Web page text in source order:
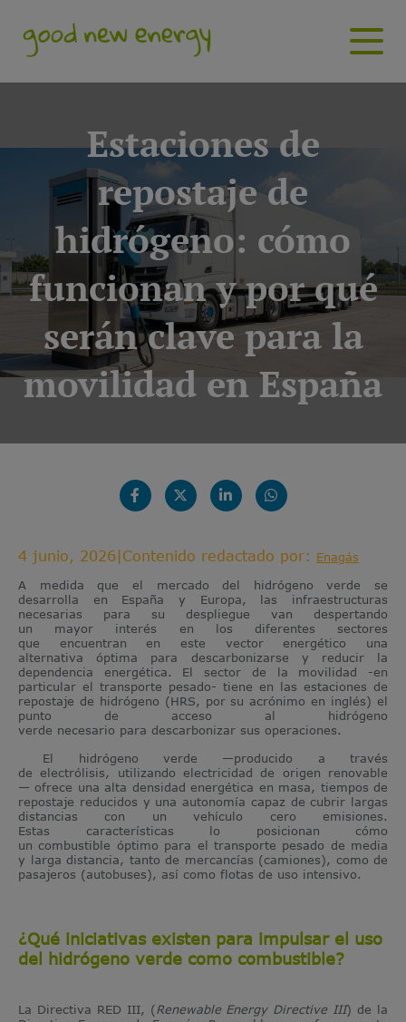
Estaciones de
repostaje de
hidrógeno: cómo
funcionan y por qué
serán clave para la
movilidad en España
4 junio, 2026 Contenido redactado por: Enagás
A medida que el mercado del hidrógeno verde se
desarrolla en España y Europa, las infraestructuras
necesarias para su despliegue van despertando
un mayor interés en los diferentes sectores
que encuentran en este vector energético una
alternativa óptima para descarbonizarse y reducir la
dependencia energética. El sector de la movilidad -en
particular el transporte pesado- tiene en las estaciones de
repostaje de hidrógeno (HRS, por su acrónimo en inglés) el
punto de acceso al hidrógeno
verde necesario para descarbonizar sus operaciones.
El hidrógeno verde —producido a través
de electrólisis, utilizando electricidad de origen renovable
— ofrece una alta densidad energética en masa, tiempos de
repostaje reducidos y una autonomía capaz de cubrir largas
distancias con un vehículo cero emisiones.
Estas características lo posicionan cómo
un combustible óptimo para el transporte pesado de media
y larga distancia, tanto de mercancías (camiones), como de
pasajeros (autobuses), así como flotas de uso intensivo.
¿Qué iniciativas existen para impulsar el uso
del hidrógeno verde como combustible?
La Directiva RED III, (Renewable Energy Directive III) de la